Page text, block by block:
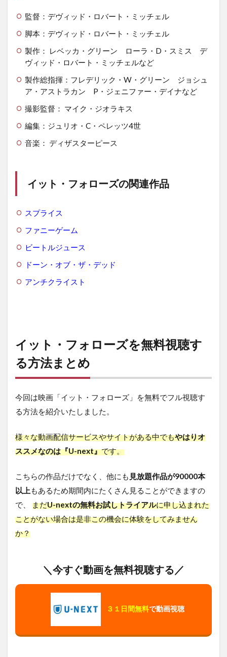
監督：デヴィッド・ロバート・ミッチェル
脚本：デヴィッド・ロバート・ミッチェル
製作： レベッカ・グリーン ローラ・D・スミス デ
ヴィッド・ロバート・ミッチェルなど
製作総指揮：フレデリック・W・グリーン ジョシュ
ア・アストラカン P・ジェニファー・デイナなど
撮影監督： マイク・ジオラキス
編集：ジュリオ・C・ペレッツ4世
音楽： ディザスターピース
イット・フォローズの関連作品
スプライス
ファニーゲーム
ビートルジュース
ドーン・オブ・ザ・デッド
アンチクライスト
イット・フォローズを無料視聴す
る方法まとめ
今回は映画「イット・フォローズ」を無料でフル視聴す
る方法を紹介いたしました。
様々な動画配信サービスやサイトがある中でもやはりオ
ススメなのは『U-next』です。
こちらの作品だけでなく、他にも 見放題作品が90000本
以上もあるため期間内にたくさん見ることができますの
で、 まだU-nextの無料お試しトライアルに申し込まれた
ことがない場合は是非この機会に体験をしてみません
か？
＼今すぐ動画を無料視聴する／
３１日間無料で動画視聴